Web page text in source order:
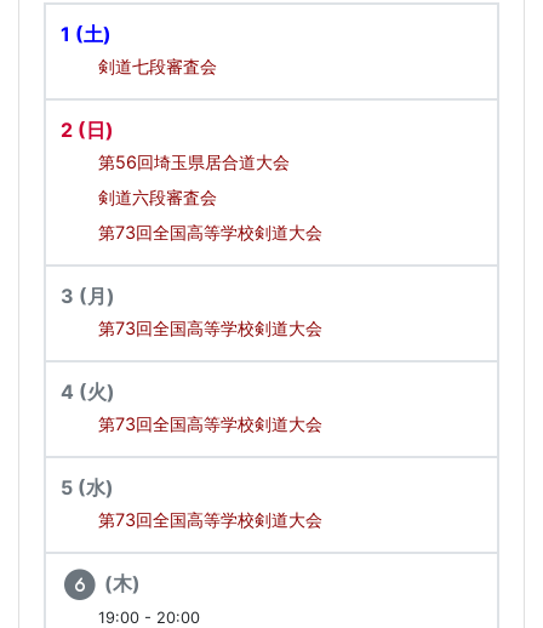
1 (土)
剣道七段審査会
2 (日)
第56回埼玉県居合道大会
剣道六段審査会
第73回全国高等学校剣道大会
3 (月)
第73回全国高等学校剣道大会
4 (火)
第73回全国高等学校剣道大会
5 (水)
第73回全国高等学校剣道大会
6 (木)
19:00 - 20:00